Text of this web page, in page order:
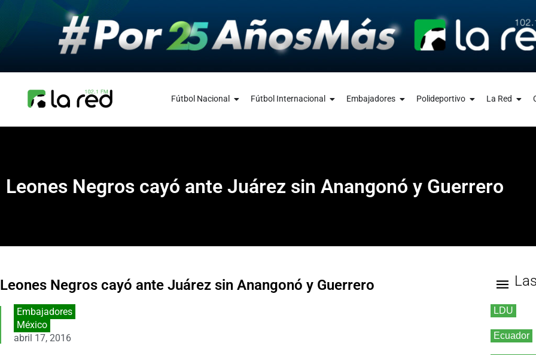
Fútbol Nacional Fútbol Internacional Embajadores Polideportivo La Red
Leones Negros cayó ante Juárez sin Anangonó y Guerrero
Leones Negros cayó ante Juárez sin Anangonó y Guerrero
Embajadores
México
abril 17, 2016
LDU
Ecuador